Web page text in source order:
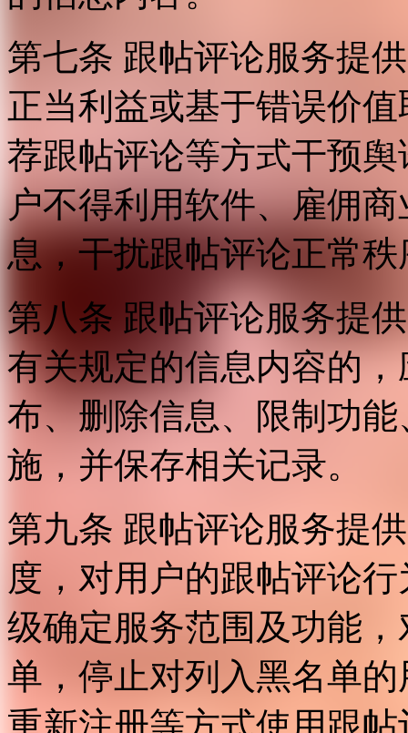
第七条 跟帖评论服务提
正当利益或基于错误价
荐跟帖评论等方式干预
户不得利用软件、雇佣
息，干扰跟帖评论正常
第八条 跟帖评论服务提
有关规定的信息内容的
布、删除信息、限制功
施，并保存相关记录。
第九条 跟帖评论服务提
度，对用户的跟帖评论
级确定服务范围及功能
单，停止对列入黑名单
重新注册等方式使用跟